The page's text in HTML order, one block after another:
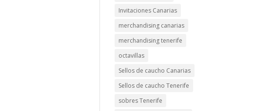
Invitaciones Canarias
merchandising canarias
merchandising tenerife
octavillas
Sellos de caucho Canarias
Sellos de caucho Tenerife
sobres Tenerife